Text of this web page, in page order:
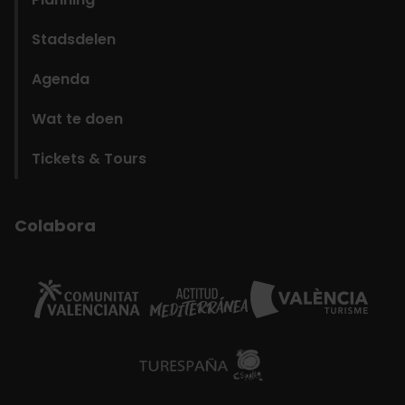
Stadsdelen
Agenda
Wat te doen
Tickets & Tours
Colabora